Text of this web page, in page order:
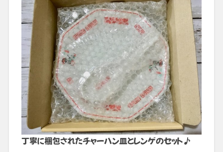
丁寧に梱包されたチャーハン皿とレンゲのセット♪